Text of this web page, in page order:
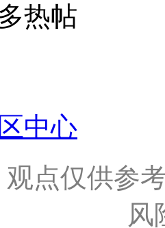
热帖
中心
观点仅供参
风